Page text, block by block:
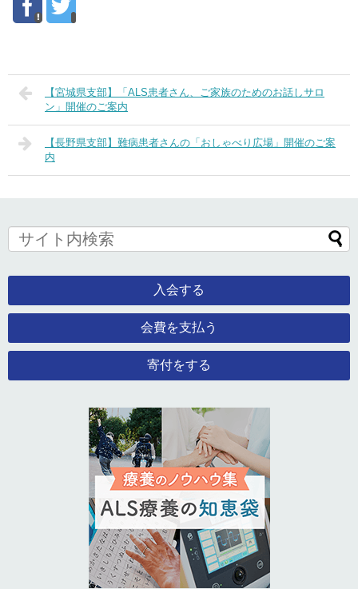
【宮城県支部】「ALS患者さん、ご家族のためのお話しサロ
ン」開催のご案内
【長野県支部】難病患者さんの「おしゃべり広場」開催のご案
内
入会する
会費を支払う
寄付をする